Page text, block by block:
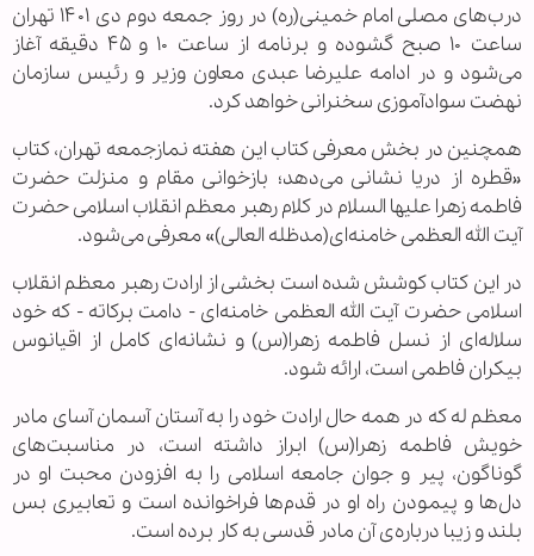
درب‌های مصلی امام خمینی(ره) در روز جمعه دوم دی ۱۴۰۱ تهران
ساعت ۱۰ صبح گشوده و برنامه از ساعت ۱۰ و ۴۵ دقیقه آغاز
می‌شود و در ادامه علیرضا عبدی معاون وزیر و رئیس سازمان
نهضت سوادآموزی سخنرانی خواهد کرد.
همچنین در بخش معرفی کتاب این هفته نمازجمعه تهران، کتاب
«قطره از دریا نشانی می‌دهد؛ بازخوانی مقام و منزلت حضرت
فاطمه زهرا علیها السلام در کلام رهبر معظم انقلاب اسلامی حضرت
آیت الله العظمی خامنه‌ای(مدظله العالی)» معرفی می‌شود.
در این کتاب کوشش شده است بخشی از ارادت رهبر معظم انقلاب
اسلامی حضرت آیت الله العظمی خامنه‌ای - دامت برکاته - که خود
سلاله‌ای از نسل فاطمه زهرا(س) و نشانه‌ای کامل از اقیانوس
بیکران فاطمی است، ارائه شود.
معظم له که در همه حال ارادت خود را به آستان آسمان آسای مادر
خویش فاطمه زهرا(س) ابراز داشته است، در مناسبت‌های
گوناگون، پیر و جوان جامعه اسلامی را به افزودن محبت او در
دل‌ها و پیمودن راه او در قدم‌ها فراخوانده است و تعابیری بس
بلند و زیبا درباره‌ی آن مادر قدسی به کار برده است.